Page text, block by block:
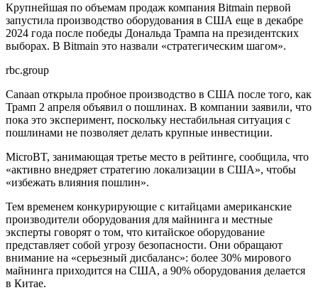
Крупнейшая по объемам продаж компания Bitmain первой
запустила производство оборудования в США еще в декабре
2024 года после победы Дональда Трампа на президентских
выборах. В Bitmain это назвали «стратегическим шагом».
rbc.group
Canaan открыла пробное производство в США после того, как
Трамп 2 апреля объявил о пошлинах. В компании заявили, что
пока это эксперимент, поскольку нестабильная ситуация с
пошлинами не позволяет делать крупные инвестиции.
MicroBT, занимающая третье место в рейтинге, сообщила, что
«активно внедряет стратегию локализации в США», чтобы
«избежать влияния пошлин».
Тем временем конкурирующие с китайцами американские
производители оборудования для майнинга и местные
эксперты говорят о том, что китайское оборудование
представляет собой угрозу безопасности. Они обращают
внимание на «серьезный дисбаланс»: более 30% мирового
майнинга приходится на США, а 90% оборудования делается
в Китае.